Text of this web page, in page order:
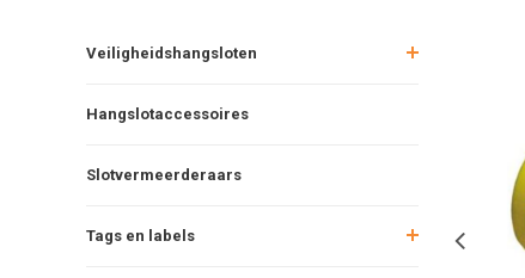
Veiligheidshangsloten
Hangslotaccessoires
Slotvermeerderaars
Tags en labels